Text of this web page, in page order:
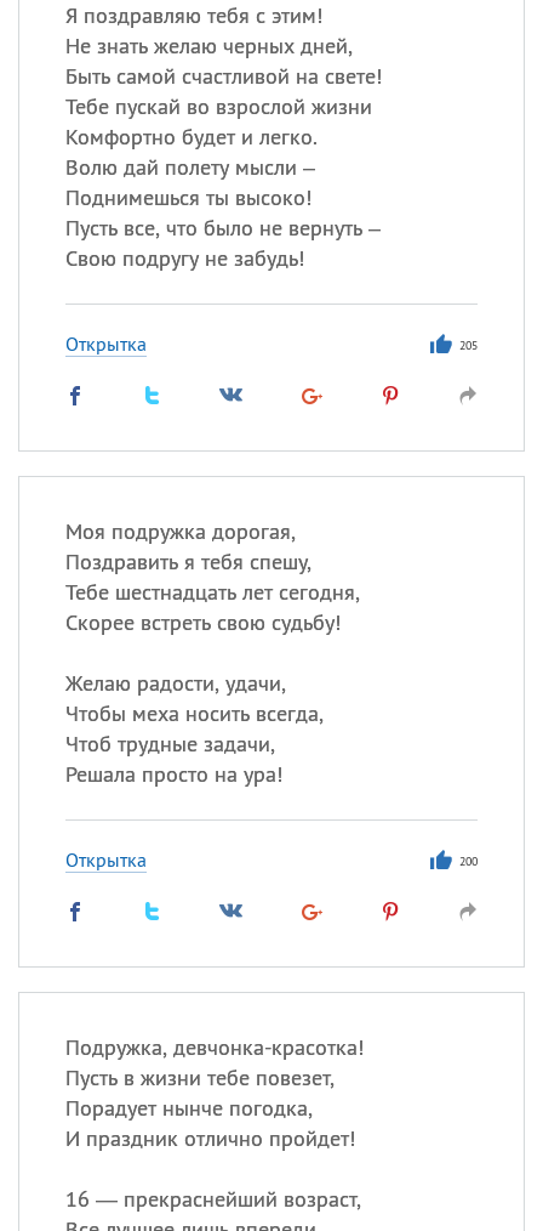
Я поздравляю тебя с этим!
Не знать желаю черных дней,
Быть самой счастливой на свете!
Тебе пускай во взрослой жизни
Комфортно будет и легко.
Волю дай полету мысли –
Поднимешься ты высоко!
Пусть все, что было не вернуть –
Свою подругу не забудь!
Открытка 205
Моя подружка дорогая,
Поздравить я тебя спешу,
Тебе шестнадцать лет сегодня,
Скорее встреть свою судьбу!
Желаю радости, удачи,
Чтобы меха носить всегда,
Чтоб трудные задачи,
Решала просто на ура!
Открытка 200
Подружка, девчонка-красотка!
Пусть в жизни тебе повезет,
Порадует нынче погодка,
И праздник отлично пройдет!
16 — прекраснейший возраст,